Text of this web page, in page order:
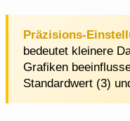
Präzisions-
bedeutet kleinere
Grafiken
Standardwert (3)